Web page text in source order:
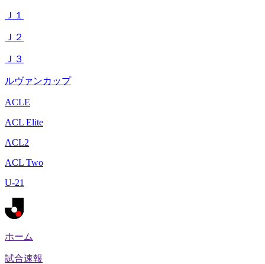
Ｊ１
Ｊ２
Ｊ３
ルヴァンカップ
ACLE
ACL Elite
ACL2
ACL Two
U-21
ホーム
試合速報